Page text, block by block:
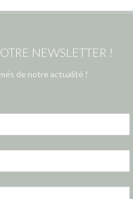
NEWSLETTER !
de notre actualité !